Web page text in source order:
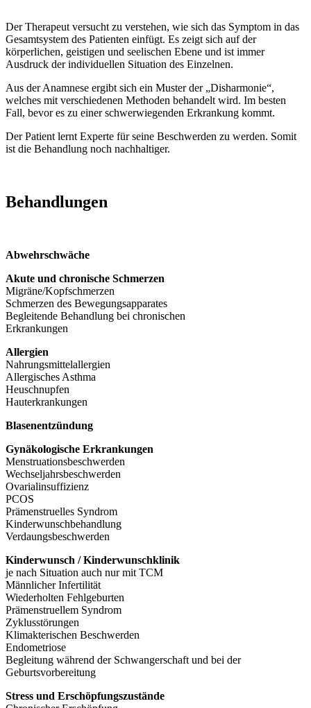
Der Therapeut versucht zu verstehen, wie sich das Symptom in das
Gesamtsystem des Patienten einfügt. Es zeigt sich auf der
körperlichen, geistigen und seelischen Ebene und ist immer
Ausdruck der individuellen Situation des Einzelnen.
Aus der Anamnese ergibt sich ein Muster der „Disharmonie“,
welches mit verschiedenen Methoden behandelt wird. Im besten
Fall, bevor es zu einer schwerwiegenden Erkrankung kommt.
Der Patient lernt Experte für seine Beschwerden zu werden. Somit
ist die Behandlung noch nachhaltiger.
Behandlungen
Abwehrschwäche
Akute und chronische Schmerzen
Migräne/Kopfschmerzen
Schmerzen des Bewegungsapparates
Begleitende Behandlung bei chronischen
Erkrankungen
Allergien
Nahrungsmittelallergien
Allergisches Asthma
Heuschnupfen
Hauterkrankungen
Blasenentzündung
Gynäkologische Erkrankungen
Menstruationsbeschwerden
Wechseljahrsbeschwerden
Ovarialinsuffizienz
PCOS
Prämenstruelles Syndrom
Kinderwunschbehandlung
Verdaungsbeschwerden
Kinderwunsch / Kinderwunschklinik
je nach Situation auch nur mit TCM
Männlicher Infertilität
Wiederholten Fehlgeburten
Prämenstruellem Syndrom
Zyklusstörungen
Klimakterischen Beschwerden
Endometriose
Begleitung während der Schwangerschaft und bei der
Geburtsvorbereitung
Stress­ und Erschöpfungszustände